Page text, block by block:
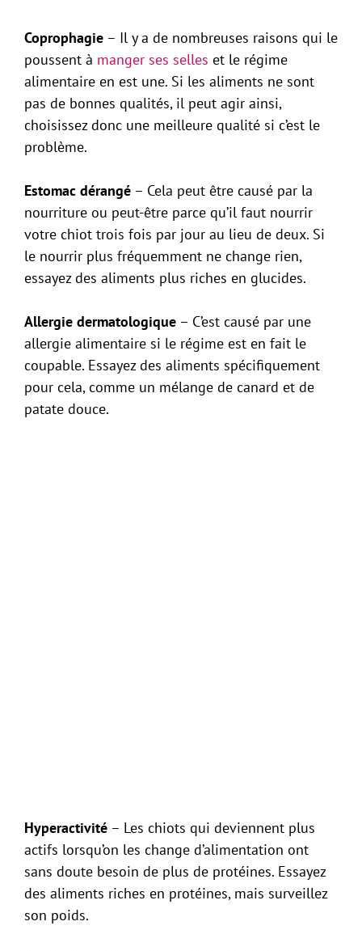
Coprophagie – Il y a de nombreuses raisons qui le
poussent à manger ses selles et le régime
alimentaire en est une. Si les aliments ne sont
pas de bonnes qualités, il peut agir ainsi,
choisissez donc une meilleure qualité si c’est le
problème.
Estomac dérangé – Cela peut être causé par la
nourriture ou peut-être parce qu’il faut nourrir
votre chiot trois fois par jour au lieu de deux. Si
le nourrir plus fréquemment ne change rien,
essayez des aliments plus riches en glucides.
Allergie dermatologique – C’est causé par une
allergie alimentaire si le régime est en fait le
coupable. Essayez des aliments spécifiquement
pour cela, comme un mélange de canard et de
patate douce.
Hyperactivité – Les chiots qui deviennent plus
actifs lorsqu’on les change d’alimentation ont
sans doute besoin de plus de protéines. Essayez
des aliments riches en protéines, mais surveillez
son poids.